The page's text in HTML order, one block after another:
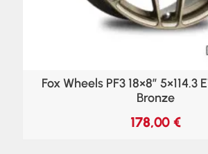
Fox Wheels PF3 18×8″ 5×114.3
Bronze
178,00 €